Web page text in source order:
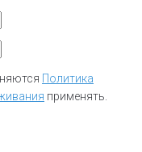
Политика
применять.